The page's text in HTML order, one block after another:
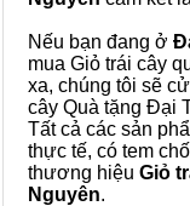
Nếu bạn đang ở
mua Giỏ trái cây
xa, chúng tôi sẽ
cây Quà tặng Đại
Tất cả các sản
thực tế, có tem
thương hiệu Giỏ
Nguyên.